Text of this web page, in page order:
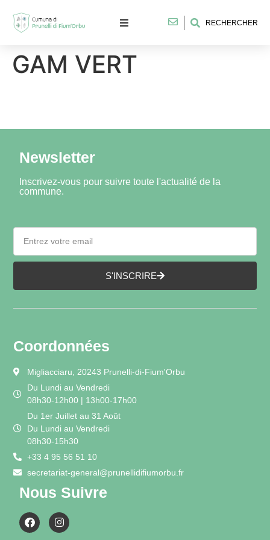
RECHERCHER
GAM VERT
Newsletter
Inscrivez-vous pour suivre toute l'actualité de la
commune.
S'INSCRIRE
Coordonnées
Migliacciaru, 20243 Prunelli-di-Fium'Orbu
Du Lundi au Vendredi
08h30-12h00 | 13h00-17h00
Du 1er Juillet au 31 Août
Du Lundi au Vendredi
08h30-15h30
+33 4 95 56 51 10
secretariat-general@prunellidifiumorbu.fr
Nous Suivre